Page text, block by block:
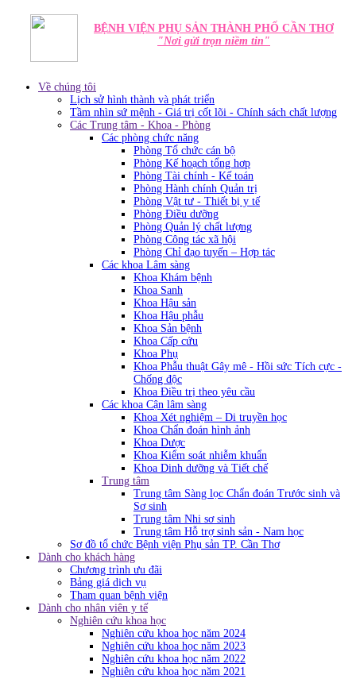
BỆNH VIỆN PHỤ SẢN THÀNH PHỐ CẦN THƠ
"Nơi gửi trọn niềm tin"
Về chúng tôi
Lịch sử hình thành và phát triển
Tầm nhìn sứ mệnh - Giá trị cốt lõi - Chính sách chất lượng
Các Trung tâm - Khoa - Phòng
Các phòng chức năng
Phòng Tổ chức cán bộ
Phòng Kế hoạch tổng hơp
Phòng Tài chính - Kế toán
Phòng Hành chính Quản trị
Phòng Vật tư - Thiết bị y tế
Phòng Điều dưỡng
Phòng Quản lý chất lượng
Phòng Công tác xã hội
Phòng Chỉ đạo tuyến – Hợp tác
Các khoa Lâm sàng
Khoa Khám bệnh
Khoa Sanh
Khoa Hậu sản
Khoa Hậu phẫu
Khoa Sản bệnh
Khoa Cấp cứu
Khoa Phụ
Khoa Phẫu thuật Gây mê - Hồi sức Tích cực -
Chống độc
Khoa Điều trị theo yêu cầu
Các khoa Cận lâm sàng
Khoa Xét nghiệm – Di truyền học
Khoa Chẩn đoán hình ảnh
Khoa Dược
Khoa Kiểm soát nhiễm khuẩn
Khoa Dinh dưỡng và Tiết chế
Trung tâm
Trung tâm Sàng lọc Chẩn đoán Trước sinh và
Sơ sinh
Trung tâm Nhi sơ sinh
Trung tâm Hỗ trợ sinh sản - Nam học
Sơ đồ tổ chức Bệnh viện Phụ sản TP. Cần Thơ
Dành cho khách hàng
Chương trình ưu đãi
Bảng giá dịch vụ
Tham quan bệnh viện
Dành cho nhân viên y tế
Nghiên cứu khoa học
Nghiên cứu khoa học năm 2024
Nghiên cứu khoa học năm 2023
Nghiên cứu khoa học năm 2022
Nghiên cứu khoa học năm 2021